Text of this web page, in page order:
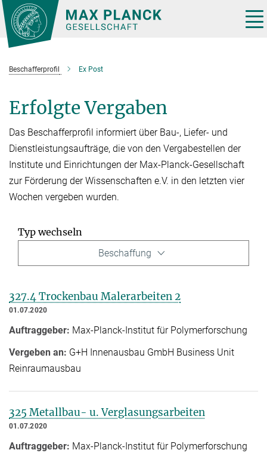
Hauptinhalt
Beschafferprofil Ex Post
Erfolgte Vergaben
Das Beschafferprofil informiert über Bau-, Liefer- und
Dienstleistungsaufträge, die von den Vergabestellen der
Institute und Einrichtungen der Max-Planck-Gesellschaft
zur Förderung der Wissenschaften e.V. in den letzten vier
Wochen vergeben wurden.
Typ wechseln
Beschaffung
327.4 Trockenbau Malerarbeiten 2
01.07.2020
Auftraggeber: Max-Planck-Institut für Polymerforschung
Vergeben an: G+H Innenausbau GmbH Business Unit
Reinraumausbau
325 Metallbau- u. Verglasungsarbeiten
01.07.2020
Auftraggeber: Max-Planck-Institut für Polymerforschung